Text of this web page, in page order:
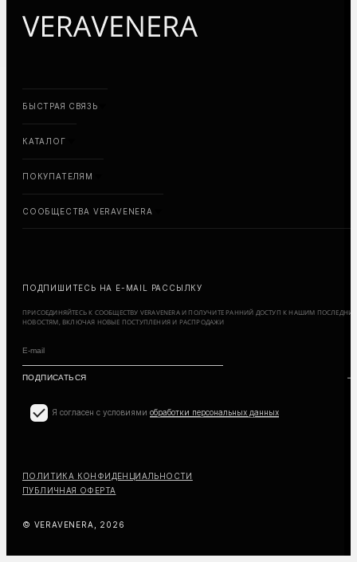
БЫСТРАЯ СВЯЗЬ
КАТАЛОГ
ПОКУПАТЕЛЯМ
СООБЩЕСТВА VERAVENERA
ПОДПИШИТЕСЬ НА E-MAIL РАССЫЛКУ
ПРИСОЕДИНЯЙТЕСЬ К СООБЩЕСТВУ VERAVENERA И ПОЛУЧИТЕ РАННИЙ ДОСТУП К НАШИМ
НОВОСТЯМ, ВКЛЮЧАЯ НОВЫЕ ПОСТУПЛЕНИЯ И РАСПРОДАЖИ
Я согласен с условиями обработки персональных данных
ПОЛИТИКА КОНФИДЕНЦИАЛЬНОСТИ
ПУБЛИЧНАЯ ОФЕРТА
© VERAVENERA, 2026